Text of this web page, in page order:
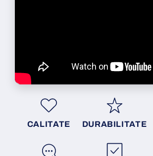
CALITATE DURABILITATE